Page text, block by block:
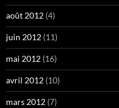
août 2012 (4)
juin 2012 (11)
mai 2012 (16)
avril 2012 (10)
mars 2012 (7)